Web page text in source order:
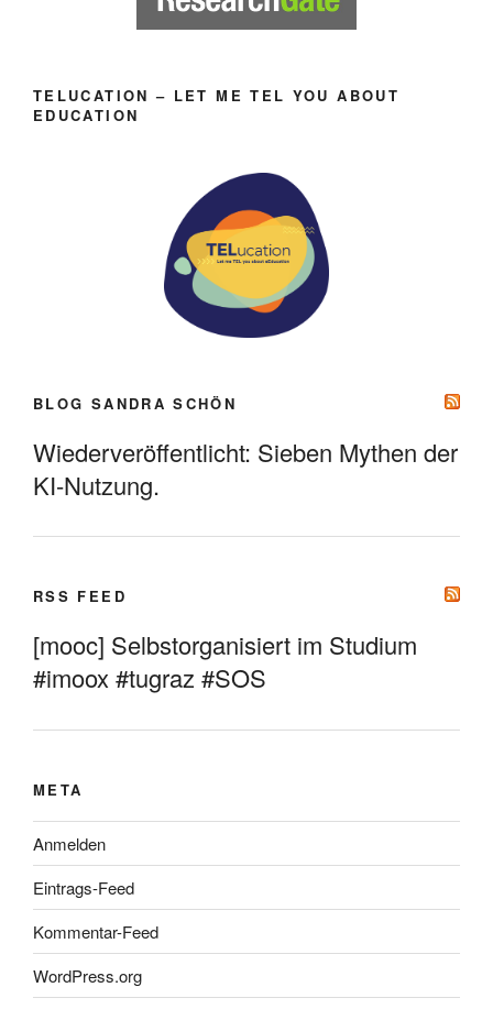
TELUCATION – LET ME TEL YOU ABOUT
EDUCATION
BLOG SANDRA SCHÖN
Wiederveröffentlicht: Sieben Mythen der
KI-Nutzung.
RSS FEED
[mooc] Selbstorganisiert im Studium
#imoox #tugraz #SOS
META
Anmelden
Eintrags-Feed
Kommentar-Feed
WordPress.org